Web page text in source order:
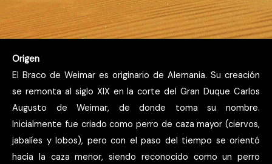
Origen
El Braco de Weimar es originario de Alemania. Su creación
se remonta al siglo XIX en la corte del Gran Duque Carlos
Augusto de Weimar, de donde toma su nombre.
Inicialmente fue criado como perro de caza mayor (ciervos,
jabalíes y lobos), pero con el paso del tiempo se orientó
hacia la caza menor, siendo reconocido como un perro